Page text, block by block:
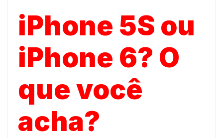
iPhone 5S ou
iPhone 6? O
que você
acha?